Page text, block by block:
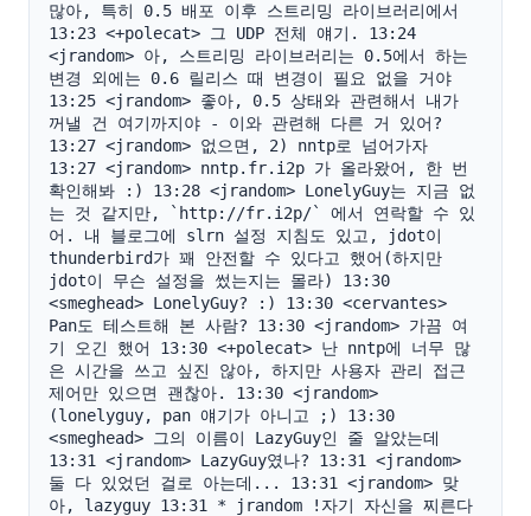
많아, 특히 0.5 배포 이후 스트리밍 라이브러리에서
13:23 <+polecat> 그 UDP 전체 얘기. 13:24
<jrandom> 아, 스트리밍 라이브러리는 0.5에서 하는
변경 외에는 0.6 릴리스 때 변경이 필요 없을 거야
13:25 <jrandom> 좋아, 0.5 상태와 관련해서 내가
꺼낼 건 여기까지야 - 이와 관련해 다른 거 있어?
13:27 <jrandom> 없으면, 2) nntp로 넘어가자
13:27 <jrandom> nntp.fr.i2p 가 올라왔어, 한 번
확인해봐 :) 13:28 <jrandom> LonelyGuy는 지금 없
는 것 같지만, `http://fr.i2p/` 에서 연락할 수 있
어. 내 블로그에 slrn 설정 지침도 있고, jdot이
thunderbird가 꽤 안전할 수 있다고 했어(하지만
jdot이 무슨 설정을 썼는지는 몰라) 13:30
<smeghead> LonelyGuy? :) 13:30 <cervantes>
Pan도 테스트해 본 사람? 13:30 <jrandom> 가끔 여
기 오긴 했어 13:30 <+polecat> 난 nntp에 너무 많
은 시간을 쓰고 싶진 않아, 하지만 사용자 관리 접근
제어만 있으면 괜찮아. 13:30 <jrandom>
(lonelyguy, pan 얘기가 아니고 ;) 13:30
<smeghead> 그의 이름이 LazyGuy인 줄 알았는데
13:31 <jrandom> LazyGuy였나? 13:31 <jrandom>
둘 다 있었던 걸로 아는데... 13:31 <jrandom> 맞
아, lazyguy 13:31 * jrandom !자기 자신을 찌른다